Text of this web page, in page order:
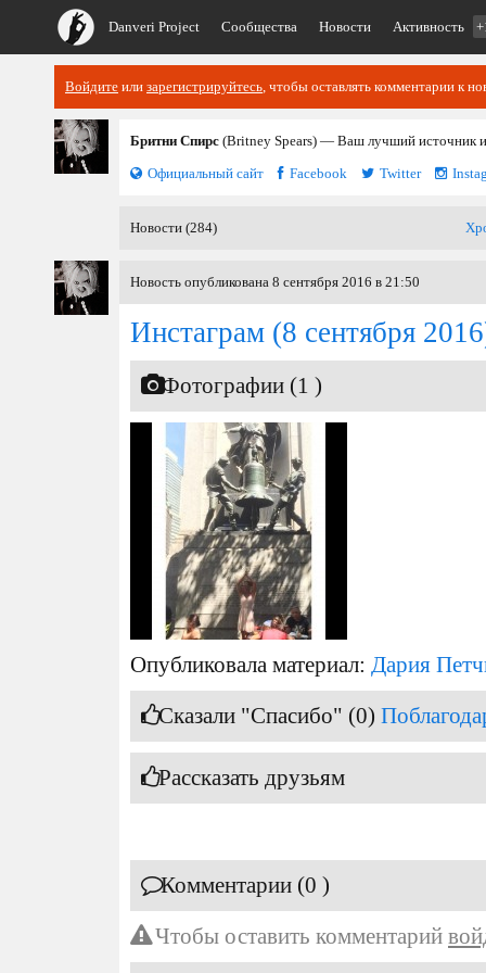
Danveri Project Сообщества Новости Активность
Войдите или зарегистрируйтесь, чтобы оставлять комментарии к
Бритни Спирс (Britney Spears) — Ваш лучший источник
Официальный сайт
Facebook Twitter
Новости (284)
Новость опубликована 8 сентября 2016 в 21:50
Инстаграм (8 сентября
Фотографии (1 )
Опубликовала материал: Дария
Сказали "Спасибо" (0)
Рассказать друзьям
Комментарии (0 )
Чтобы оставить комментарий